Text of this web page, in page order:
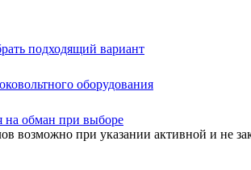
подходящий вариант
оборудования
на обман при выборе
возможно при указании активной и не